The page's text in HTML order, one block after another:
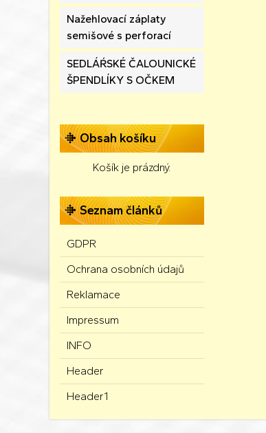
Nažehlovací záplaty
semišové s perforací
SEDLÁŔSKÉ ČALOUNICKÉ
ŠPENDLÍKY S OČKEM
Obsah košíku
Košík je prázdný.
Seznam článků
GDPR
Ochrana osobních údajů
Reklamace
Impressum
INFO
Header
Header1